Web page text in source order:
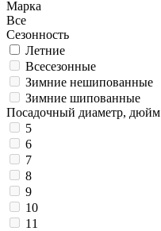
Марка
Все
Сезонность
Летние
Всесезонные
Зимние нешипованные
Зимние шипованные
Посадочный диаметр, дюйм
5
6
7
8
9
10
11